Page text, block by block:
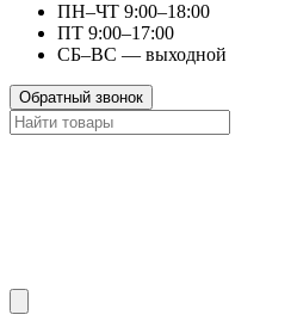
ПН–ЧТ 9:00–18:00
ПТ 9:00–17:00
СБ–ВС — выходной
Обратный звонок